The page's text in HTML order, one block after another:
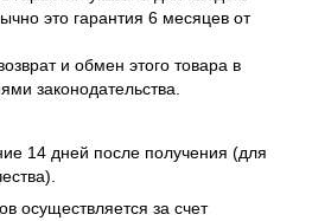
это гарантия 6 месяцев от
и обмен этого товара в
законодательства.
14 дней после получения (для
осуществляется за счет